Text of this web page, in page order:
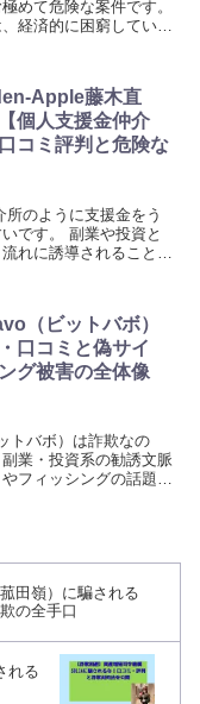
めて危険な案件です。
経済的に困窮している
Apple藤木直
個人支援金仲介
コミ評判と危険な
のように支援金をう
です。 副業や投資と
れに誘導されることが
（ビットバボ）
口コミと偽サイ
グ被害の全体像
トバボ）は詐欺なの
業・投資系の勧誘文脈
フィッシングの話題が
田嶺）に騙される
の全手口
れる